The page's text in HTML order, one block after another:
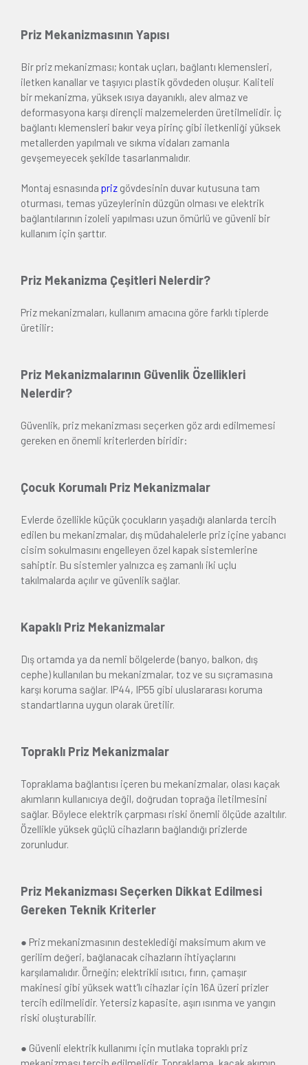
Priz Mekanizmasının Yapısı
Bir priz mekanizması; kontak uçları, bağlantı klemensleri,
iletken kanallar ve taşıyıcı plastik gövdeden oluşur. Kaliteli
bir mekanizma, yüksek ısıya dayanıklı, alev almaz ve
deformasyona karşı dirençli malzemelerden üretilmelidir. İç
bağlantı klemensleri bakır veya pirinç gibi iletkenliği yüksek
metallerden yapılmalı ve sıkma vidaları zamanla
gevşemeyecek şekilde tasarlanmalıdır.
Montaj esnasında priz gövdesinin duvar kutusuna tam
oturması, temas yüzeylerinin düzgün olması ve elektrik
bağlantılarının izoleli yapılması uzun ömürlü ve güvenli bir
kullanım için şarttır.
Priz Mekanizma Çeşitleri Nelerdir?
Priz mekanizmaları, kullanım amacına göre farklı tiplerde
üretilir:
Priz Mekanizmalarının Güvenlik Özellikleri
Nelerdir?
Güvenlik, priz mekanizması seçerken göz ardı edilmemesi
gereken en önemli kriterlerden biridir:
Çocuk Korumalı Priz Mekanizmalar
Evlerde özellikle küçük çocukların yaşadığı alanlarda tercih
edilen bu mekanizmalar, dış müdahalelerle priz içine yabancı
cisim sokulmasını engelleyen özel kapak sistemlerine
sahiptir. Bu sistemler yalnızca eş zamanlı iki uçlu
takılmalarda açılır ve güvenlik sağlar.
Kapaklı Priz Mekanizmalar
Dış ortamda ya da nemli bölgelerde (banyo, balkon, dış
cephe) kullanılan bu mekanizmalar, toz ve su sıçramasına
karşı koruma sağlar. IP44, IP55 gibi uluslararası koruma
standartlarına uygun olarak üretilir.
Topraklı Priz Mekanizmalar
Topraklama bağlantısı içeren bu mekanizmalar, olası kaçak
akımların kullanıcıya değil, doğrudan toprağa iletilmesini
sağlar. Böylece elektrik çarpması riski önemli ölçüde azaltılır.
Özellikle yüksek güçlü cihazların bağlandığı prizlerde
zorunludur.
Priz Mekanizması Seçerken Dikkat Edilmesi
Gereken Teknik Kriterler
● Priz mekanizmasının desteklediği maksimum akım ve
gerilim değeri, bağlanacak cihazların ihtiyaçlarını
karşılamalıdır. Örneğin; elektrikli ısıtıcı, fırın, çamaşır
makinesi gibi yüksek watt’lı cihazlar için 16A üzeri prizler
tercih edilmelidir. Yetersiz kapasite, aşırı ısınma ve yangın
riski oluşturabilir.
● Güvenli elektrik kullanımı için mutlaka topraklı priz